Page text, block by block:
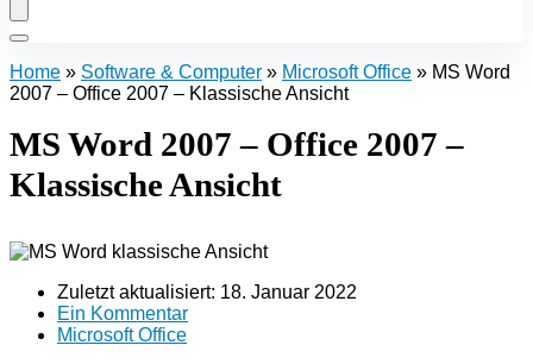
Home » Software & Computer » Microsoft Office » MS Word
2007 – Office 2007 – Klassische Ansicht
MS Word 2007 – Office 2007 –
Klassische Ansicht
Zuletzt aktualisiert: 18. Januar 2022
Ein Kommentar
Microsoft Office